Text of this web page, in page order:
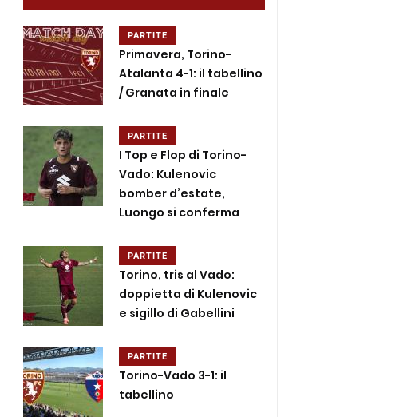
PARTITE
Primavera, Torino-
Atalanta 4-1: il tabellino
/ Granata in finale
PARTITE
I Top e Flop di Torino-
Vado: Kulenovic
bomber d’estate,
Luongo si conferma
PARTITE
Torino, tris al Vado:
doppietta di Kulenovic
e sigillo di Gabellini
PARTITE
Torino-Vado 3-1: il
tabellino